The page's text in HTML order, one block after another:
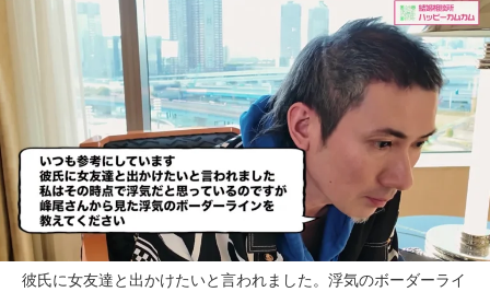
彼氏に女友達と出かけたいと言われました。浮気のボーダーライ